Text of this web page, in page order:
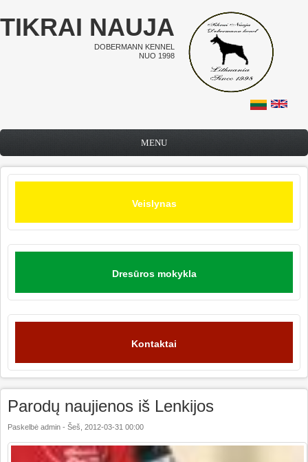
Pereiti į pagrindinį turinį
TIKRAI NAUJA
DOBERMANN KENNEL
NUO 1998
MENU
Veislynas
Dresūros mokykla
Kontaktai
Parodų naujienos iš Lenkijos
Paskelbė admin - Šeš, 2012-03-31 00:00